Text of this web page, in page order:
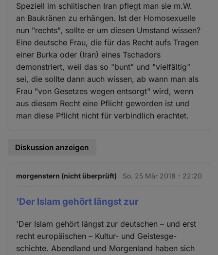
Speziell im schiitischen Iran pflegt man sie m.W.
an Baukränen zu erhängen. Ist der Homosexuelle
nun "rechts", sollte er um diesen Umstand wissen?
Eine deutsche Frau, die für das Recht aufs Tragen
einer Burka oder (Iran) eines Tschadors
demonstriert, weil das so "bunt" und "vielfältig"
sei, die sollte dann auch wissen, ab wann man als
Frau "von Gesetzes wegen entsorgt" wird, wenn
aus diesem Recht eine Pflicht geworden ist und
man diese Pflicht nicht für verbindlich erachtet.
Diskussion anzeigen
morgenstern (nicht überprüft) So. 25 Mär 2018 - 22:20
'Der Islam gehört längst zur
'Der Islam gehört längst zur deutschen – und erst
recht europäischen – Kultur- und Geistesge-
schichte. Abendland und Morgenland haben sich